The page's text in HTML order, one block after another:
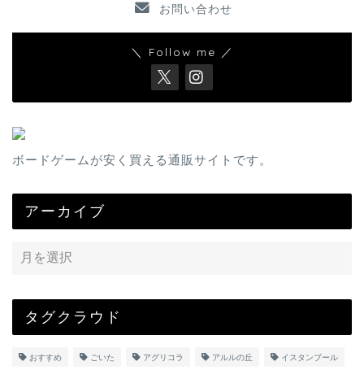
お問い合わせ
＼ Follow me ／
ボードゲームが安く買える通販サイトです。
アーカイブ
タグクラウド
おすすめ ごいた アグリコラ アルルの丘 イスタンブール